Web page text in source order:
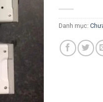
Danh mục: